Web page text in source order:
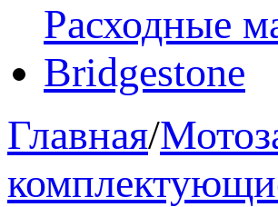
Расходные
Bridgestone
Главная/